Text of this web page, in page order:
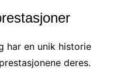
har en unik historie
deres.